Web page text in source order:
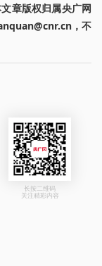
章版权归属央广网
，不
长按二维码
关注精彩内容